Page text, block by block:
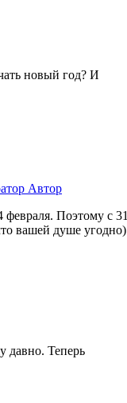
новый год? И
Автор
февраля. Поэтому с
вашей душе угодно)
давно. Теперь